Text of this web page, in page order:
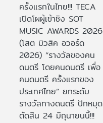
ครั้งแรกในไทย!!! TECA
เปิดโผผู้เข้าชิง SOT
MUSIC AWARDS 2026
(โสต มิวสิค อวอร์ด
2026) “รางวัลของคน
ดนตรี โดยคนดนตรี เพื่อ
คนดนตรี ครั้งแรกของ
ประเทศไทย” ยกระดับ
รางวัลทางดนตรี ปักหมุด
ตัดสิน 24 มิถุนายนนี้!!!